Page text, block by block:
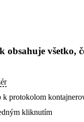
obsahuje všetko,
k protokolom
kliknutím